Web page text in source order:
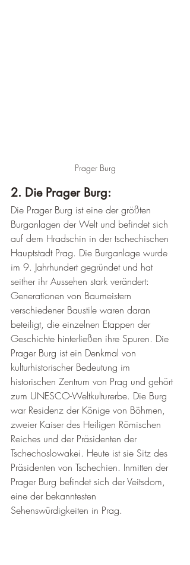
Prager Burg
2. Die Prager Burg:
Die Prager Burg ist eine der größten
Burganlagen der Welt und befindet sich
auf dem Hradschin in der tschechischen
Hauptstadt Prag. Die Burganlage wurde
im 9. Jahrhundert gegründet und hat
seither ihr Aussehen stark verändert:
Generationen von Baumeistern
verschiedener Baustile waren daran
beteiligt, die einzelnen Etappen der
Geschichte hinterließen ihre Spuren. Die
Prager Burg ist ein Denkmal von
kulturhistorischer Bedeutung im
historischen Zentrum von Prag und gehört
zum UNESCO-Weltkulturerbe. Die Burg
war Residenz der Könige von Böhmen,
zweier Kaiser des Heiligen Römischen
Reiches und der Präsidenten der
Tschechoslowakei. Heute ist sie Sitz des
Präsidenten von Tschechien. Inmitten der
Prager Burg befindet sich der Veitsdom,
eine der bekanntesten
Sehenswürdigkeiten in Prag.